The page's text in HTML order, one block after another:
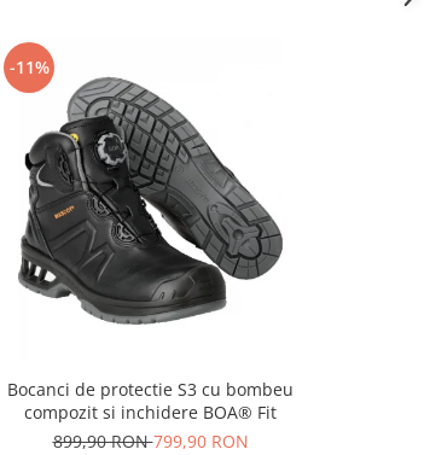
-11%
Bocanci de protectie S3 cu bombeu
compozit si inchidere BOA® Fit
899,90 RON799,90 RON